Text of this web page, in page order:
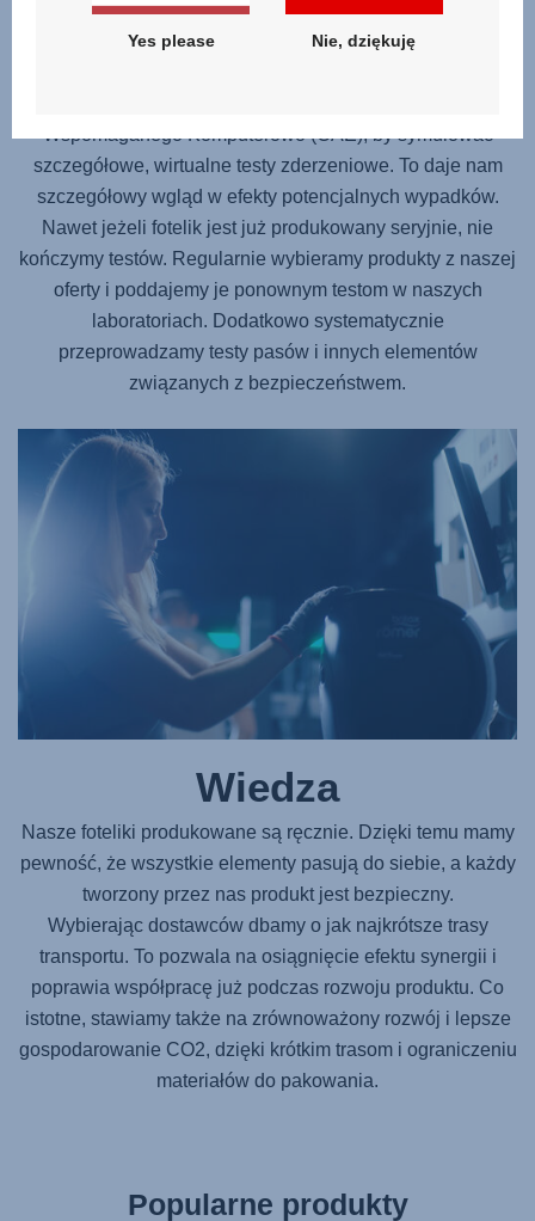
Bezpieczeństwo
Wspomaganego Komputerowo (CAE), by symulować
szczegółowe, wirtualne testy zderzeniowe. To daje nam
szczegółowy wgląd w efekty potencjalnych wypadków.
Nawet jeżeli fotelik jest już produkowany seryjnie, nie
kończymy testów. Regularnie wybieramy produkty z naszej
oferty i poddajemy je ponownym testom w naszych
laboratoriach. Dodatkowo systematycznie
przeprowadzamy testy pasów i innych elementów
związanych z bezpieczeństwem.
Wiedza
Nasze foteliki produkowane są ręcznie. Dzięki temu mamy
pewność, że wszystkie elementy pasują do siebie, a każdy
tworzony przez nas produkt jest bezpieczny.
Wybierając dostawców dbamy o jak najkrótsze trasy
transportu. To pozwala na osiągnięcie efektu synergii i
poprawia współpracę już podczas rozwoju produktu. Co
istotne, stawiamy także na zrównoważony rozwój i lepsze
gospodarowanie CO2, dzięki krótkim trasom i ograniczeniu
materiałów do pakowania.
Popularne produkty
Yes please Nie, dziękuję